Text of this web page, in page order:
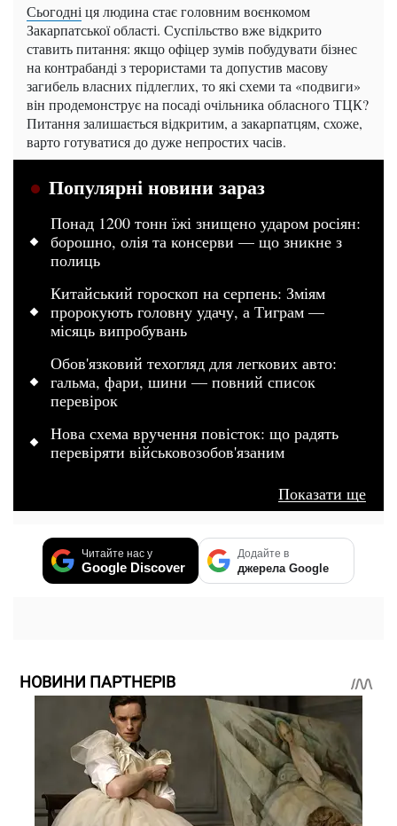
Сьогодні ця людина стає головним воєнкомом
Закарпатської області. Суспільство вже відкрито
ставить питання: якщо офіцер зумів побудувати бізнес
на контрабанді з терористами та допустив масову
загибель власних підлеглих, то які схеми та «подвиги»
він продемонструє на посаді очільника обласного ТЦК?
Питання залишається відкритим, а закарпатцям, схоже,
варто готуватися до дуже непростих часів.
Популярні новини зараз
Понад 1200 тонн їжі знищено ударом росіян:
борошно, олія та консерви — що зникне з
полиць
Китайський гороскоп на серпень: Зміям
пророкують головну удачу, а Тиграм —
місяць випробувань
Обов'язковий техогляд для легкових авто:
гальма, фари, шини — повний список
перевірок
Нова схема вручення повісток: що радять
перевіряти військовозобов'язаним
Показати ще
Читайте нас у
Google Discover
Додайте в
джерела Google
НОВИНИ ПАРТНЕРІВ